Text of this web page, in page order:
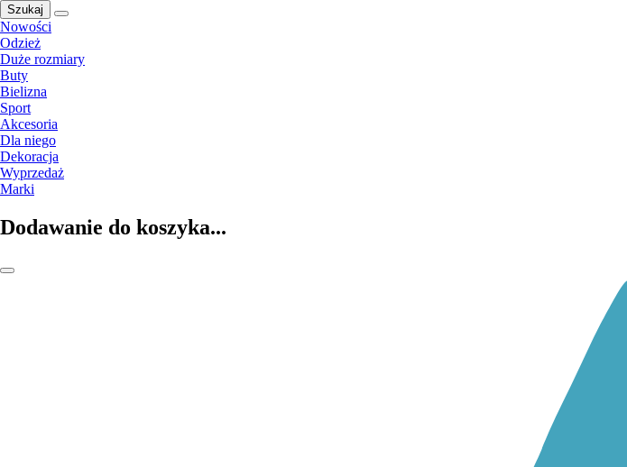
Szukaj
Nowości
Odzież
Duże rozmiary
Buty
Bielizna
Sport
Akcesoria
Dla niego
Dekoracja
Wyprzedaż
Marki
Dodawanie do koszyka...